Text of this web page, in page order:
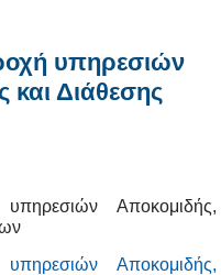
υπηρεσιών
Διάθεσης
Αποκομιδής,
Αποκομιδής,